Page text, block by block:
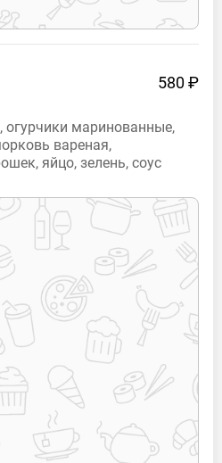
580 ₽
огурчики маринованные,
вареная,
яйцо, зелень, соус